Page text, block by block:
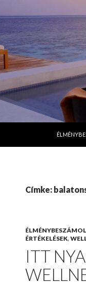
Címke:
ÉRTÉKELÉSEK,
ITT